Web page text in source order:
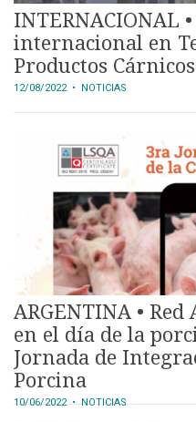
INTERNACIONAL
internacional en
Productos Cárnicos
12/08/2022• NOTICIAS
ARGENTINA •
en el día de la
Jornada de
Porcina
10/06/2022• NOTICIAS